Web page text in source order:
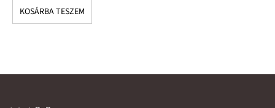
KOSÁRBA TESZEM